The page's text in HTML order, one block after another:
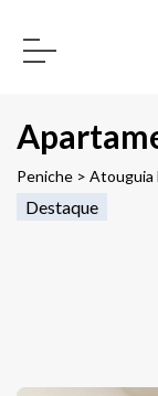
Peniche > Atouguia
Destaque